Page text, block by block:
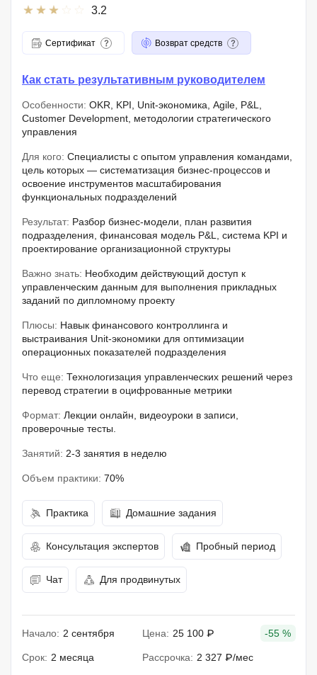
3.2
Сертификат Возврат средств
Как стать результативным руководителем
Особенности: OKR, KPI, Unit-экономика, Agile, P&L,
Customer Development, методологии стратегического
управления
Для кого: Специалисты с опытом управления командами,
цель которых — систематизация бизнес-процессов и
освоение инструментов масштабирования
функциональных подразделений
Результат: Разбор бизнес-модели, план развития
подразделения, финансовая модель P&L, система KPI и
проектирование организационной структуры
Важно знать: Необходим действующий доступ к
управленческим данным для выполнения прикладных
заданий по дипломному проекту
Плюсы: Навык финансового контроллинга и
выстраивания Unit-экономики для оптимизации
операционных показателей подразделения
Что еще: Технологизация управленческих решений через
перевод стратегии в оцифрованные метрики
Формат: Лекции онлайн, видеоуроки в записи,
проверочные тесты.
Занятий: 2-3 занятия в неделю
Объем практики: 70%
Практика Домашние задания
Консультация экспертов Пробный период
Чат Для продвинутых
Начало: 2 сентября Цена: 25 100 ₽ -55 %
Срок: 2 месяца Рассрочка: 2 327 ₽/мес